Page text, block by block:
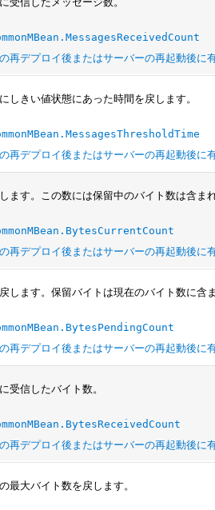
再デプロイ後またはサーバーの再起動後に
しきい値状態にあった時間を戻します。
再デプロイ後またはサーバーの再起動後に
ます。この数には保留中のバイト数は含ま
再デプロイ後またはサーバーの再起動後に
します。保留バイトは現在のバイト数に含
再デプロイ後またはサーバーの再起動後に
受信したバイト数。
再デプロイ後またはサーバーの再起動後に
最大バイト数を戻します。